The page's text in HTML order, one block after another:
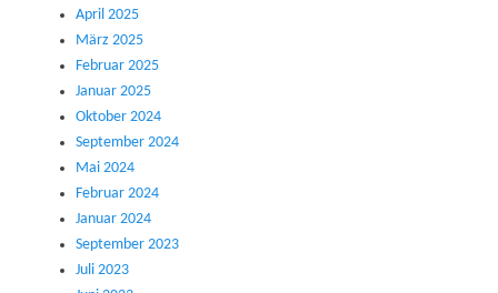
April 2025
März 2025
Februar 2025
Januar 2025
Oktober 2024
September 2024
Mai 2024
Februar 2024
Januar 2024
September 2023
Juli 2023